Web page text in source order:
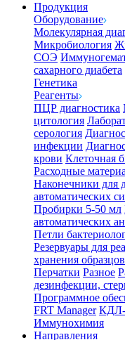
Продукция
Оборудование
Молекулярная
Микробиология
СОЭ
сахарного диабета
Генетика
Реагенты
ПЦР диагностика
цитология
серология
инфекции
крови Клеточная
Расходные
Наконечники для
автоматических
Пробирки 5-50 мл
автоматических
Петли
Резервуары для
хранения образцов
Перчатки Разное
дезинфекции,
Программное
FRT Manager
Иммунохимия
Направления